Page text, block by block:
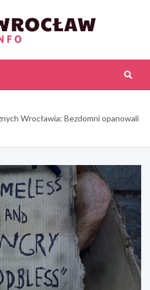
Wrocławia: Bezdomni opanowali